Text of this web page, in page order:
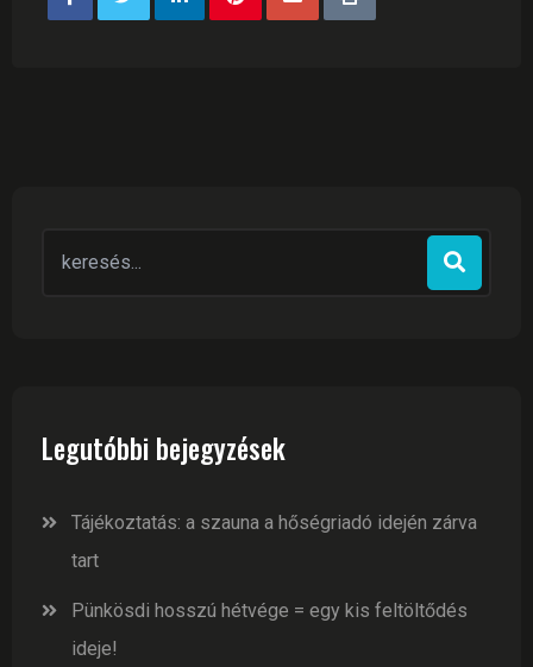
for:
Legutóbbi bejegyzések
Tájékoztatás: a szauna a hőségriadó idején zárva
tart
Pünkösdi hosszú hétvége = egy kis feltöltődés
ideje!